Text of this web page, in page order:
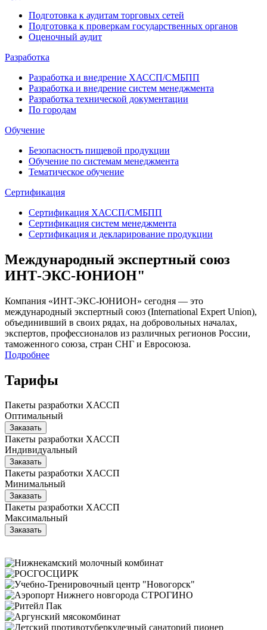
Подготовка к аудитам торговых сетей
Подготовка к проверкам государственных органов
Оценочный аудит
Разработка
Разработка и внедрение ХАССП/СМБПП
Разработка и внедрение систем менеджмента
Разработка технической документации
По городам
Обучение
Безопасность пищевой продукции
Обучение по системам менеджмента
Тематическое обучение
Сертификация
Сертификация ХАССП/СМБПП
Сертификация систем менеджмента
Сертификация и декларирование продукции
Международный экспертный союз
ИНТ-ЭКС-ЮНИОН"
Компания «ИНТ-ЭКС-ЮНИОН» сегодня — это
международный экспертный союз (International Expert Union),
объединивший в своих рядах, на добровольных началах,
экспертов, профессионалов из различных регионов России,
таможенного союза, стран СНГ и Евросоюза.
Подробнее
Тарифы
Пакеты разработки ХАССП
Оптимальный
Заказать
Пакеты разработки ХАССП
Индивидуальный
Заказать
Пакеты разработки ХАССП
Минимальный
Заказать
Пакеты разработки ХАССП
Максимальный
Заказать